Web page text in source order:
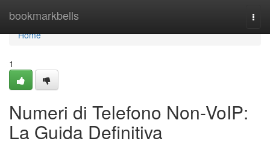
bookmarkbells
Home
Home
1
Numeri di Telefono Non-VoIP:
La Guida Definitiva